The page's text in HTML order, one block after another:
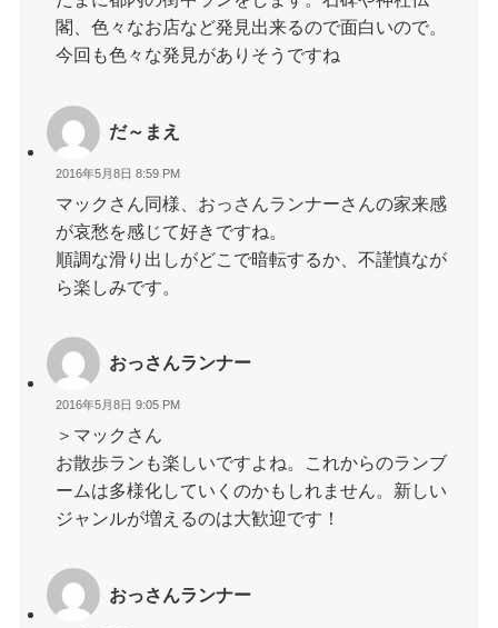
閣、色々なお店など発見出来るので面白いので。
今回も色々な発見がありそうですね
だ～まえ
2016年5月8日 8:59 PM
マックさん同様、おっさんランナーさんの家来感
が哀愁を感じて好きですね。
順調な滑り出しがどこで暗転するか、不謹慎なが
ら楽しみです。
おっさんランナー
2016年5月8日 9:05 PM
＞マックさん
お散歩ランも楽しいですよね。これからのランブ
ームは多様化していくのかもしれません。新しい
ジャンルが増えるのは大歓迎です！
おっさんランナー